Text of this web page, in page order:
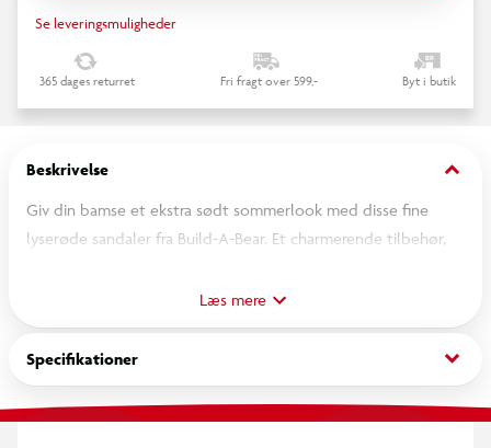
Se leveringsmuligheder
365 dages returret Fri fragt over 599,- Byt i butik
Beskrivelse keyboard_arrow_down
Giv din bamse et ekstra sødt sommerlook med disse fine
lyserøde sandaler fra Build-A-Bear. Et charmerende tilbehør,
Læs mere
Specifikationer keyboard_arrow_down